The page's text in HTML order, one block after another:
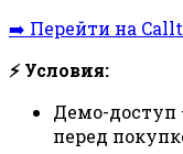
➡️ Перейти на
⚡ Условия:
Демо-доступ
перед